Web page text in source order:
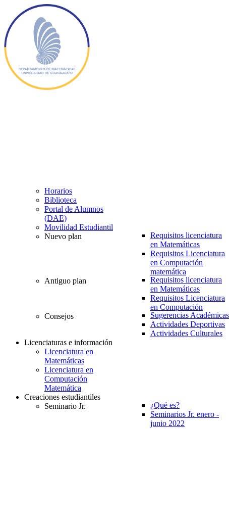
Horarios
Biblioteca
Portal de Alumnos
(DAE)
Movilidad Estudiantil
Nuevo plan
Requisitos licenciatura
en Matemáticas
Requisitos Licenciatura
en Computación
matemática
Antiguo plan
Requisitos licenciatura
en Matemáticas
Requisitos Licenciatura
en Computación
Consejos
Sugerencias Académicas
Actividades Deportivas
Actividades Culturales
Licenciaturas e información
Licenciatura en
Matemáticas
Licenciatura en
Computación
Matemática
Creaciones estudiantiles
Seminario Jr.
¿Qué es?
Seminarios Jr. enero -
junio 2022